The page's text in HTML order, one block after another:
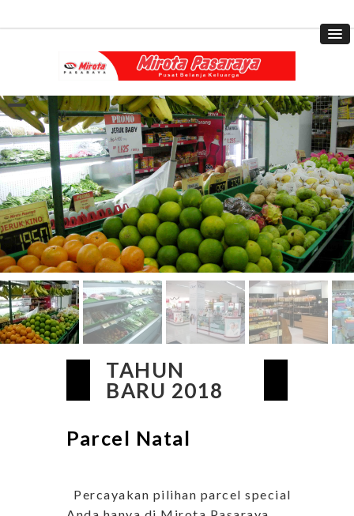
TAHUN
BARU 2018
Parcel Natal
Percayakan pilihan parcel special